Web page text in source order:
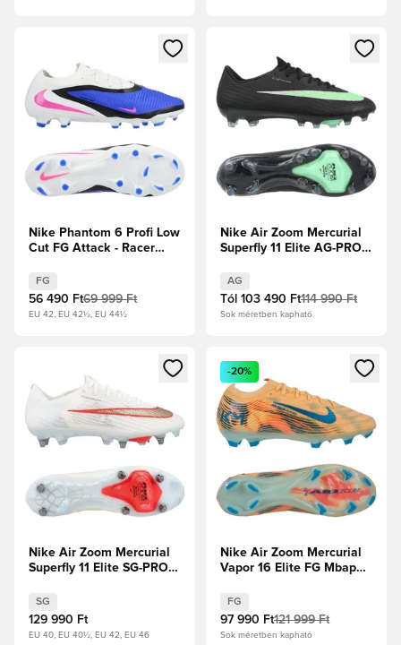
Megnyit egy modált a bejelentkezéshez vagy a tagként
Nike Phantom 6 Profi Low
Cut FG Attack - Racer
FG
56 490 Ft69 999 Ft
EU 42, EU 42½, EU 44½
Megnyit egy modált a
Nike Air Zoom Mercurial
Superfly 11 Elite AG-PRO
Green
AG
Tól 103 490 Ft114 990 Ft
Sok méretben kapható
Megnyit egy modált a bejelentkezéshez vagy a tagként
Nike Air Zoom Mercurial
Superfly 11 Elite SG-PRO
SG
129 990 Ft
EU 40, EU 40½, EU 42, EU 46
Megnyit egy modált a
-20%
Nike Air Zoom Mercurial
Vapor 16 Elite FG Mbappé
árnyalat/Új türkiz/Igloo
FG
97 990 Ft121 999 Ft
Sok méretben kapható